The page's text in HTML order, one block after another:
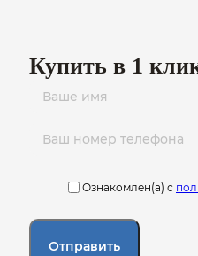
Купить в 1
Ознакомлен(а) с
Отправить